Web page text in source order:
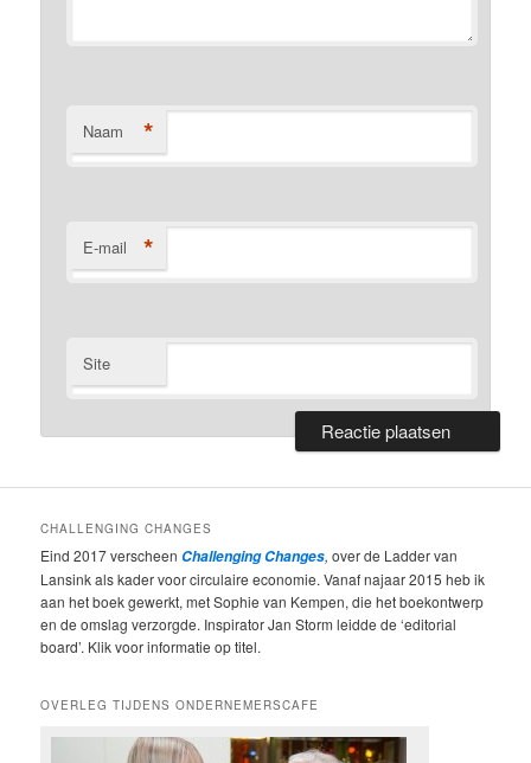
Naam *
E-mail *
Site
CHALLENGING CHANGES
Eind 2017 verscheen Challenging Changes, over de Ladder van
Lansink als kader voor circulaire economie. Vanaf najaar 2015 heb ik
aan het boek gewerkt, met Sophie van Kempen, die het boekontwerp
en de omslag verzorgde. Inspirator Jan Storm leidde de ‘editorial
board’. Klik voor informatie op titel.
OVERLEG TIJDENS ONDERNEMERSCAFE